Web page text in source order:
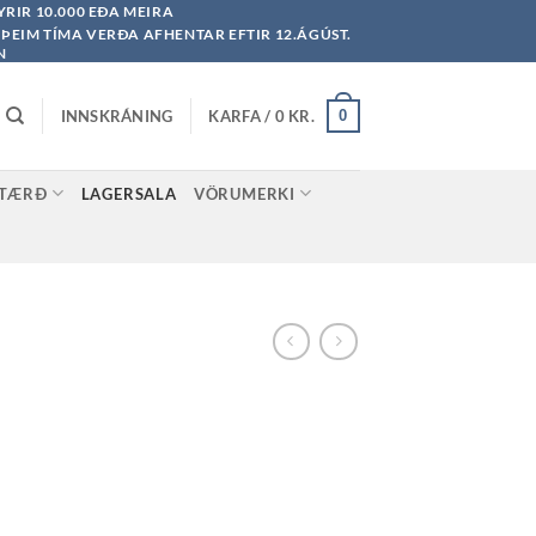
10.000 EÐA MEIRA
TÍMA VERÐA AFHENTAR EFTIR 12.ÁGÚST.
INNSKRÁNING KARFA / 0 KR. 0
LAGERSALA VÖRUMERKI